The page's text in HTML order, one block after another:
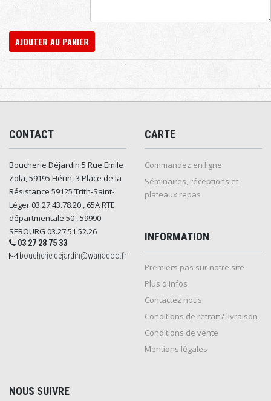
AJOUTER AU PANIER
CONTACT
Boucherie Déjardin 5 Rue Emile
Zola, 59195 Hérin, 3 Place de la
Résistance 59125 Trith-Saint-
Léger 03.27.43.78.20 , 65A RTE
départmentale 50 , 59990
SEBOURG 03.27.51.52.26
03 27 28 75 33
boucherie.dejardin@wanadoo.fr
CARTE
Commandez en ligne
Séminaires, réceptions et
plateaux repas
INFORMATION
Premiers pas sur notre site
Plus d'infos
Contactez nous
Conditions de retrait / livraison
Conditions de vente
Mentions légales
NOUS SUIVRE